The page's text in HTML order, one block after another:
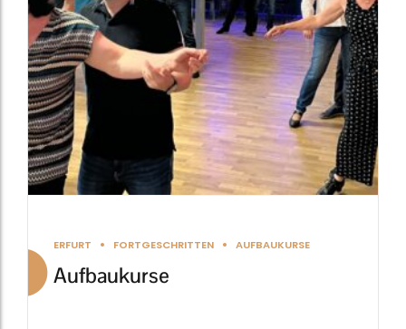
ERFURT FORTGESCHRITTEN AUFBAUKURSE
Aufbaukurse
Optionen
können
auf
der
Produktseite
gewählt
werden